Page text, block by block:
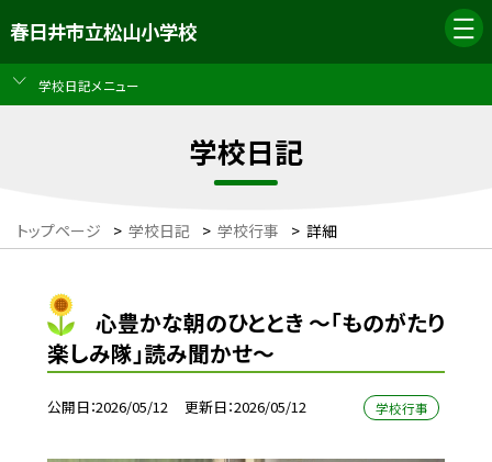
春日井市立松山小学校
学校日記メニュー
学校日記
トップページ > 学校日記 > 学校行事 > 詳細
心豊かな朝のひととき ～「ものがたり
楽しみ隊」読み聞かせ～
公開日 2026/05/12 更新日 2026/05/12 学校行事